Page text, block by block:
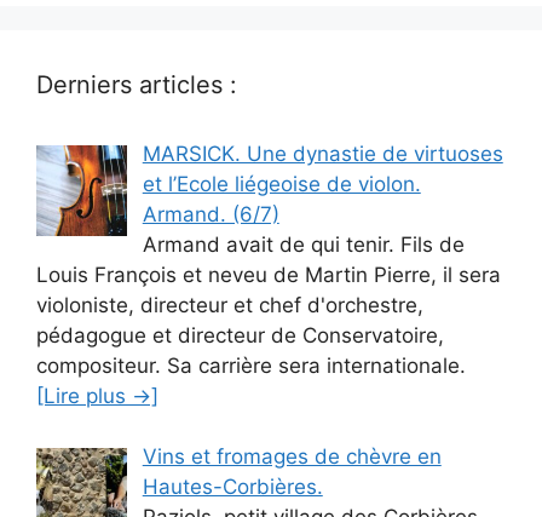
Derniers articles :
MARSICK. Une dynastie de virtuoses
et l’Ecole liégeoise de violon.
Armand. (6/7)
Armand avait de qui tenir. Fils de
Louis François et neveu de Martin Pierre, il sera
violoniste, directeur et chef d'orchestre,
pédagogue et directeur de Conservatoire,
compositeur. Sa carrière sera internationale.
[Lire plus →]
Vins et fromages de chèvre en
Hautes-Corbières.